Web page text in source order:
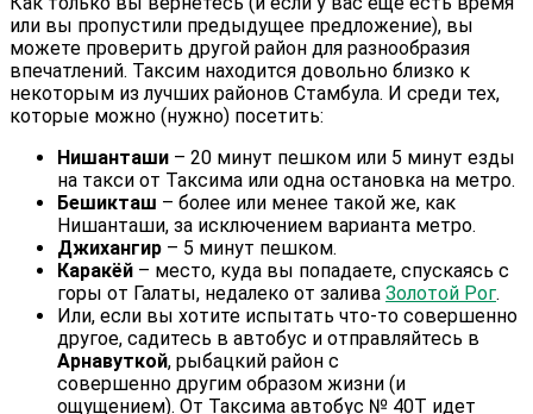
или вы пропустили предыдущее предложение), вы
можете проверить другой район для разнообразия
впечатлений. Таксим находится довольно близко к
некоторым из лучших районов Стамбула. И среди тех,
которые можно (нужно) посетить:
Нишанташи – 20 минут пешком или 5 минут езды
на такси от Таксима или одна остановка на метро.
Бешикташ – более или менее такой же, как
Нишанташи, за исключением варианта метро.
Джихангир – 5 минут пешком.
Каракёй – место, куда вы попадаете, спускаясь с
горы от Галаты, недалеко от залива Золотой Рог.
Или, если вы хотите испытать что-то совершенно
другое, садитесь в автобус и отправляйтесь в
Арнавуткой, рыбацкий район с
совершенно другим образом жизни (и
ощущением). От Таксима автобус № 40T идет